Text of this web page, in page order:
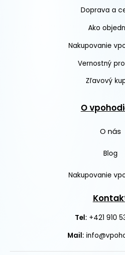
Doprava a
Ako
Nakupovanie
Vernostný
Zľavový
O
O nás
Blog
Nakupovanie
Tel: +421 910
Mail: